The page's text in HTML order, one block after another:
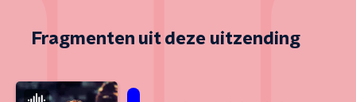
Fragmenten uit deze uitzending